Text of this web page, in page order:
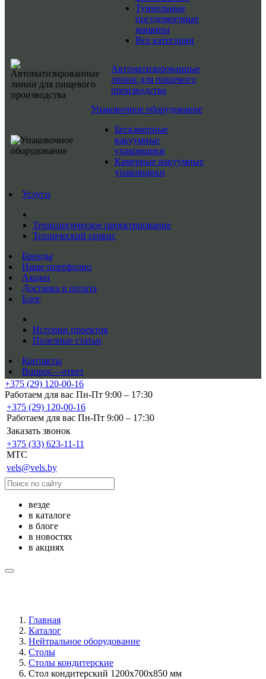
Туннельные
посудомоечные
машины
Все категории
Автоматизированные
линии для пищевого
производства
Упаковочное оборудование
Бескамерные
вакуумные
упаковщики
Камерные вакуумные
упаковщики
Услуги
Технологическое проектирование
Технический сервис
Бренды
Наше портфолио
Акции
Доставка и оплата
Блог
Истории проектов
Полезные статьи
Контакты
Вопрос—ответ
+375 (29) 120-00-16
Работаем для вас Пн-Пт 9:00 – 17:30
+375 (29) 120-00-16
Работаем для вас Пн-Пт 9:00 – 17:30
Заказать звонок
+375 (33) 623-11-11
MTC
vels@vels.by
везде
в каталоге
в блоге
в новостях
в акциях
Главная
Каталог
Нейтральное оборудование
Столы
Столы кондитерские
Стол кондитерский 1200х700х850 мм